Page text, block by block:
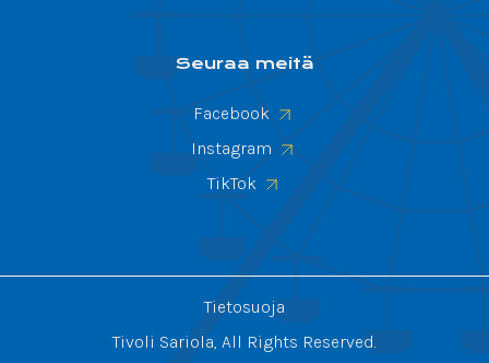
Seuraa meitä
Facebook
Instagram
TikTok
Tietosuoja
Tivoli Sariola, All Rights Reserved.